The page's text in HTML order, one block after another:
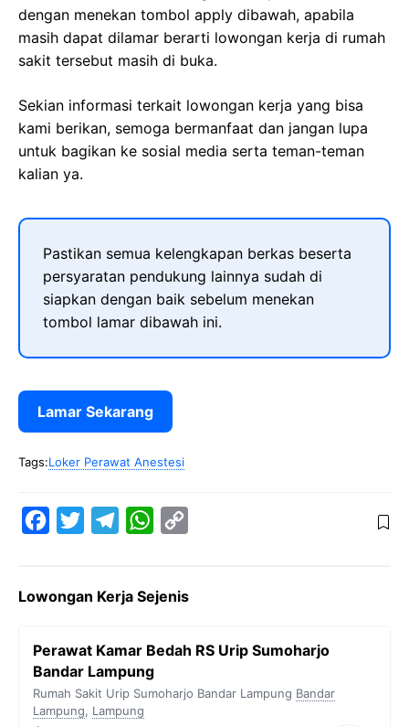
dengan menekan tombol apply dibawah, apabila
masih dapat dilamar berarti lowongan kerja di rumah
sakit tersebut masih di buka.
Sekian informasi terkait lowongan kerja yang bisa
kami berikan, semoga bermanfaat dan jangan lupa
untuk bagikan ke sosial media serta teman-teman
kalian ya.
Pastikan semua kelengkapan berkas beserta
persyaratan pendukung lainnya sudah di
siapkan dengan baik sebelum menekan
tombol lamar dibawah ini.
Lamar Sekarang
Tags:Loker Perawat Anestesi
e
o
k
t
e
e
r
a
m
W
t
A
y
i
Lowongan Kerja Sejenis
Perawat Kamar Bedah RS Urip Sumoharjo
Bandar Lampung
Rumah Sakit Urip Sumoharjo Bandar Lampung Bandar
Lampung, Lampung